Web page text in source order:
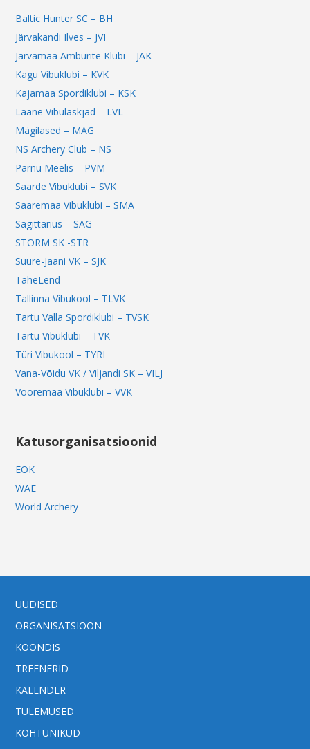
Baltic Hunter SC – BH
Järvakandi Ilves – JVI
Järvamaa Amburite Klubi – JAK
Kagu Vibuklubi – KVK
Kajamaa Spordiklubi – KSK
Lääne Vibulaskjad – LVL
Mägilased – MAG
NS Archery Club – NS
Pärnu Meelis – PVM
Saarde Vibuklubi – SVK
Saaremaa Vibuklubi – SMA
Sagittarius – SAG
STORM SK -STR
Suure-Jaani VK – SJK
TäheLend
Tallinna Vibukool – TLVK
Tartu Valla Spordiklubi – TVSK
Tartu Vibuklubi – TVK
Türi Vibukool – TYRI
Vana-Võidu VK / Viljandi SK – VILJ
Vooremaa Vibuklubi – VVK
Katusorganisatsioonid
EOK
WAE
World Archery
UUDISED
ORGANISATSIOON
KOONDIS
TREENERID
KALENDER
TULEMUSED
KOHTUNIKUD